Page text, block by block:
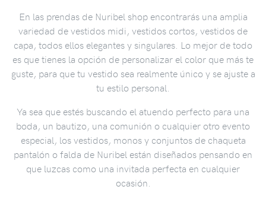
En las prendas de Nuribel shop encontrarás una amplia
variedad de vestidos midi, vestidos cortos, vestidos de
capa, todos ellos elegantes y singulares. Lo mejor de todo
es que tienes la opción de personalizar el color que más te
guste, para que tu vestido sea realmente único y se ajuste a
tu estilo personal.
Ya sea que estés buscando el atuendo perfecto para una
boda, un bautizo, una comunión o cualquier otro evento
especial, los vestidos, monos y conjuntos de chaqueta
pantalón o falda de Nuribel están diseñados pensando en
que luzcas como una invitada perfecta en cualquier
ocasión.